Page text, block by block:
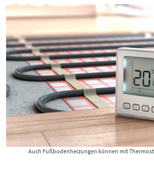
Auch Fußbodenheizungen können mit